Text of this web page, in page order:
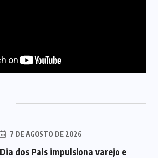
7 DE AGOSTO DE 2026
Dia dos Pais impulsiona varejo e